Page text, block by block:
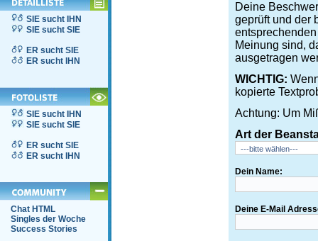
SIE sucht IHN
SIE sucht SIE
ER sucht SIE
ER sucht IHN
SIE sucht IHN
SIE sucht SIE
ER sucht SIE
ER sucht IHN
Chat HTML
Singles der Woche
Success Stories
Deine
geprüft und der
Meinung sind,
ausgetragen
WICHTIG:
kopierte
Achtung: Um
Art der
Dein Name:
Deine E-Mail